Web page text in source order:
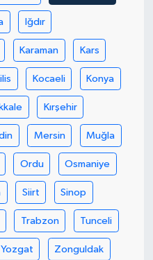
Iğdır
Karaman Kars
Kocaeli Konya
Kırşehir
Mersin Muğla
Ordu Osmaniye
Siirt Sinop
Trabzon Tunceli
Yozgat Zonguldak